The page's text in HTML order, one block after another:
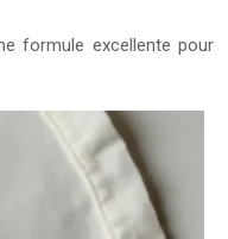
formule excellente pour